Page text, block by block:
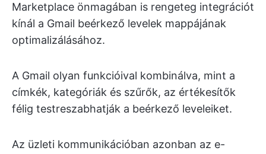
Marketplace önmagában is rengeteg integrációt
kínál a Gmail beérkező levelek mappájának
optimalizálásához.
A Gmail olyan funkcióival kombinálva, mint a
címkék, kategóriák és szűrők, az értékesítők
félig testreszabhatják a beérkező leveleiket.
Az üzleti kommunikációban azonban az e-